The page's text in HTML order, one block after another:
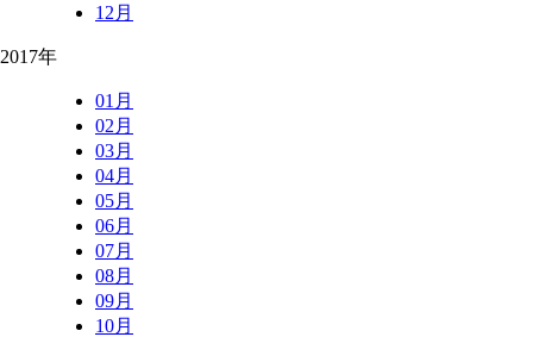
12月
2017年
01月
02月
03月
04月
05月
06月
07月
08月
09月
10月